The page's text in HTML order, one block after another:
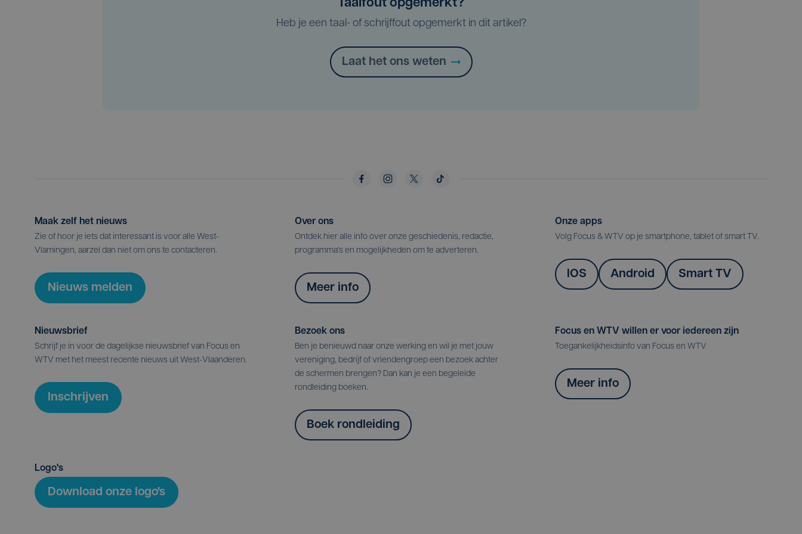
Taalfout opgemerkt?
Heb je een taal- of schrijffout opgemerkt in dit artikel?
Laat het ons weten
Maak zelf het nieuws
Zie of hoor je iets dat interessant is voor alle West-
Vlamingen, aarzel dan niet om ons te contacteren.
Nieuws melden
Over ons
Ontdek hier alle info over onze geschiedenis, redactie,
programma's en mogelijkheden om te adverteren.
Meer info
Onze apps
Volg Focus & WTV op je smartphone, tablet of smart TV.
IOS Android Smart TV
Nieuwsbrief
Schrijf je in voor de dagelijkse nieuwsbrief van Focus en
WTV met het meest recente nieuws uit West-Vlaanderen.
Inschrijven
Bezoek ons
Ben je benieuwd naar onze werking en wil je met jouw
vereniging, bedrijf of vriendengroep een bezoek achter
de schermen brengen? Dan kan je een begeleide
rondleiding boeken.
Boek rondleiding
Focus en WTV willen er voor iedereen zijn
Toegankelijkheidsinfo van Focus en WTV
Meer info
Logo's
Download onze logo's